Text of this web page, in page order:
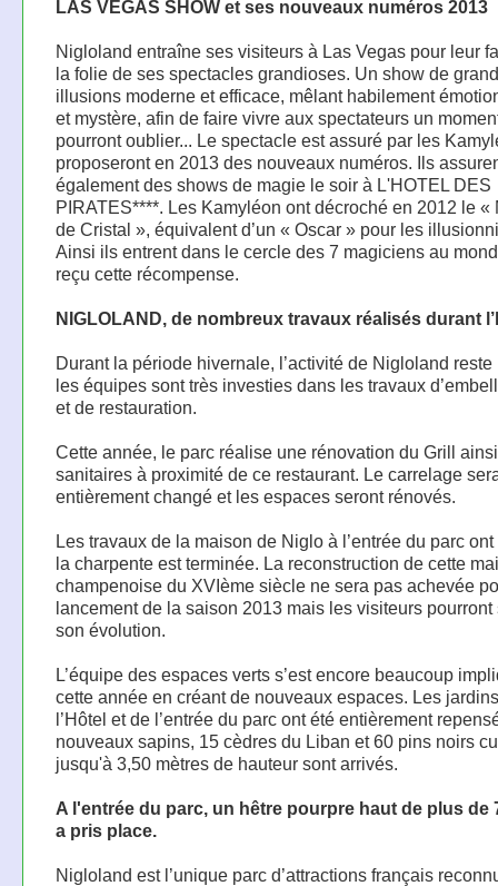
LAS VEGAS SHOW et ses nouveaux numéros 2013
Nigloland entraîne ses visiteurs à Las Vegas pour leur
la folie de ses spectacles grandioses. Un show de
illusions moderne et efficace, mêlant habilement
et mystère, afin de faire vivre aux spectateurs un
pourront oublier... Le spectacle est assuré par les
proposeront en 2013 des nouveaux numéros. Ils
également des shows de magie le soir à L'HOTEL DES
PIRATES****. Les Kamyléon ont décroché en 2012 le «
de Cristal », équivalent d’un « Oscar » pour les
Ainsi ils entrent dans le cercle des 7 magiciens au
reçu cette récompense.
NIGLOLAND, de nombreux travaux réalisés durant
Durant la période hivernale, l’activité de Nigloland reste
les équipes sont très investies dans les travaux
et de restauration.
Cette année, le parc réalise une rénovation du Grill
sanitaires à proximité de ce restaurant. Le carrelage
entièrement changé et les espaces seront rénovés.
Les travaux de la maison de Niglo à l’entrée du parc
la charpente est terminée. La reconstruction de cette
champenoise du XVIème siècle ne sera pas achevée
lancement de la saison 2013 mais les visiteurs pourront
son évolution.
L’équipe des espaces verts s’est encore beaucoup
cette année en créant de nouveaux espaces. Les
l’Hôtel et de l’entrée du parc ont été entièrement
nouveaux sapins, 15 cèdres du Liban et 60 pins noirs
jusqu'à 3,50 mètres de hauteur sont arrivés.
A l'entrée du parc, un hêtre pourpre haut de plus de
a pris place.
Nigloland est l’unique parc d’attractions français